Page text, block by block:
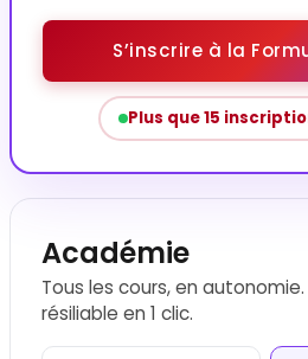
S’inscrire à la
Plus que 15
Académie
Tous les cours, en
résiliable en 1 clic.